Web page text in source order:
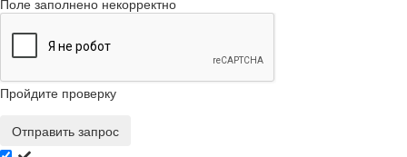
Поле заполнено некорректно
Пройдите проверку
Отправить запрос